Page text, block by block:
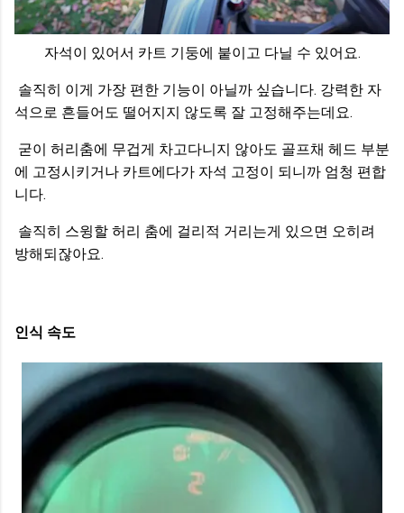
자석이 있어서 카트 기둥에 붙이고 다닐 수 있어요.
솔직히 이게 가장 편한 기능이 아닐까 싶습니다. 강력한 자
석으로 흔들어도 떨어지지 않도록 잘 고정해주는데요.
굳이 허리춤에 무겁게 차고다니지 않아도 골프채 헤드 부분
에 고정시키거나 카트에다가 자석 고정이 되니까 엄청 편합
니다.
솔직히 스윙할 허리 춤에 걸리적 거리는게 있으면 오히려
방해되잖아요.
인식 속도